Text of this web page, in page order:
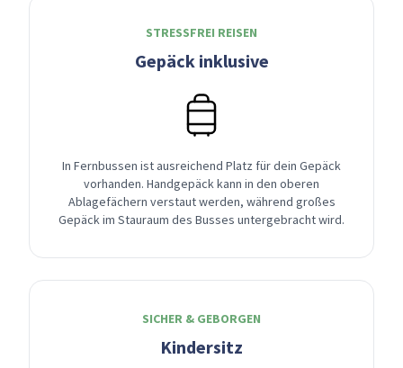
STRESSFREI REISEN
Gepäck inklusive
In Fernbussen ist ausreichend Platz für dein Gepäck
vorhanden. Handgepäck kann in den oberen
Ablagefächern verstaut werden, während großes
Gepäck im Stauraum des Busses untergebracht wird.
SICHER & GEBORGEN
Kindersitz